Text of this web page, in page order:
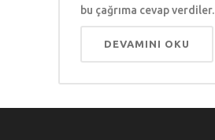
bu çağrıma cevap verdiler.
DEVAMINI OKU